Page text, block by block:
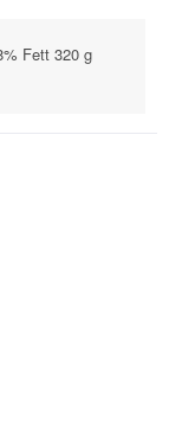
Fett 320 g